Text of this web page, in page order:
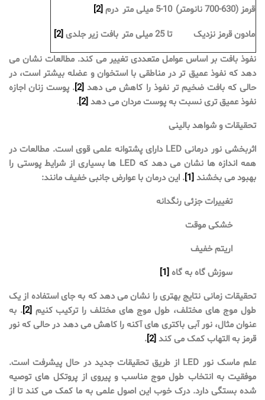
قرمز (630-700 نانومتر)
5-10 میلی متر درم[2]
مادون قرمز نزدیک
تا 25 میلی متر بافت زیر جلدی[2]
نفوذ بافت بر اساس عوامل متعددی تغییر می کند. مطالعات نشان می
دهد که نفوذ عمیق تر در مناطقی با استخوان و عضله بیشتر است، در
حالی که بافت ضخیم تر نفوذ را کاهش می دهد [2] . پوست زنان اجازه
نفوذ عمیق تری نسبت به پوست مردان می دهد[2]
.
تحقیقات و شواهد بالینی
اثربخشی نور درمانی LED دارای پشتوانه علمی قوی است. مطالعات در
همه اندازه ها نشان می دهد که LED ها بسیاری از شرایط پوستی را
بهبود می بخشند[1] . این درمان با عوارض جانبی خفیف مانند:
تغییرات جزئی رنگدانه
خشکی موقت
اریتم خفیف
سوزش گاه به گاه[1]
تحقیقات زمانی نتایج بهتری را نشان می دهد که به جای استفاده از یک
طول موج های مختلف، طول موج های مختلف را ترکیب کنیم [2] . به
عنوان مثال، نور آبی باکتری های آکنه را کاهش می دهد در حالی که نور
قرمز به التهاب کمک می کند[2]
.
علم ماسک نور LED از طریق تحقیقات جدید در حال پیشرفت است.
موفقیت به انتخاب طول موج مناسب و پیروی از پروتکل های توصیه
شده بستگی دارد. درک خوب این اصول علمی به ما کمک می کند تا از